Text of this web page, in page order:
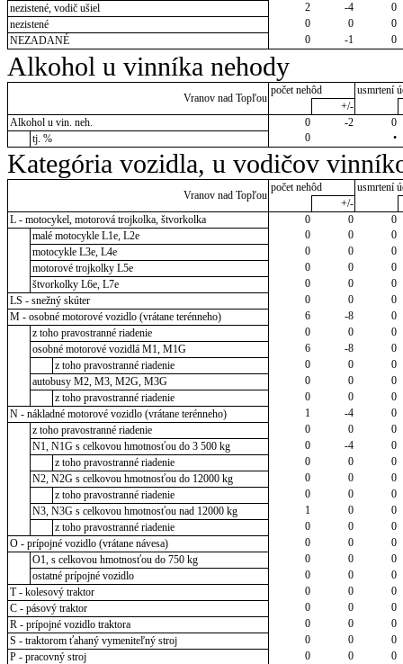
nezistené, vodič ušiel
2 -4
0
nezistené
0 0
0
NEZADANÉ
0 -1 0
Alkohol u vinníka nehody
Vranov nad Topľou
počet nehôd
usmrtení
+/-
Alkohol u vin. neh.
0 -2
0
tj. %
0 •
Kategória vozidla, u vodičov
Vranov nad Topľou
počet nehôd
usmrtení
+/-
L - motocykel, motorová trojkolka, štvorkolka
0 0
0
malé motocykle L1e, L2e
0 0
0
motocykle L3e, L4e
0 0
0
motorové trojkolky L5e
0 0
0
štvorkolky L6e, L7e
0 0
0
LS - snežný skúter
0 0
0
M - osobné motorové vozidlo (vrátane terénneho)
6 -8
0
z toho pravostranné riadenie
0 0
0
osobné motorové vozidlá M1, M1G
6 -8
0
z toho pravostranné riadenie
0 0
0
autobusy M2, M3, M2G, M3G
0 0
0
z toho pravostranné riadenie
0 0
0
N - nákladné motorové vozidlo (vrátane terénneho)
1 -4
0
z toho pravostranné riadenie
0 0
0
N1, N1G s celkovou hmotnosťou do 3 500 kg
0 -4
0
z toho pravostranné riadenie
0 0
0
N2, N2G s celkovou hmotnosťou do 12000 kg
0 0
0
z toho pravostranné riadenie
0 0
0
N3, N3G s celkovou hmotnosťou nad 12000 kg
1 0
0
z toho pravostranné riadenie
0 0
0
O - prípojné vozidlo (vrátane návesa)
0 0
0
O1, s celkovou hmotnosťou do 750 kg
0 0
0
ostatné prípojné vozidlo
0 0
0
T - kolesový traktor
0 0
0
C - pásový traktor
0 0
0
R - prípojné vozidlo traktora
0 0
0
S - traktorom ťahaný vymeniteľný stroj
0 0
0
P - pracovný stroj
0 0
0